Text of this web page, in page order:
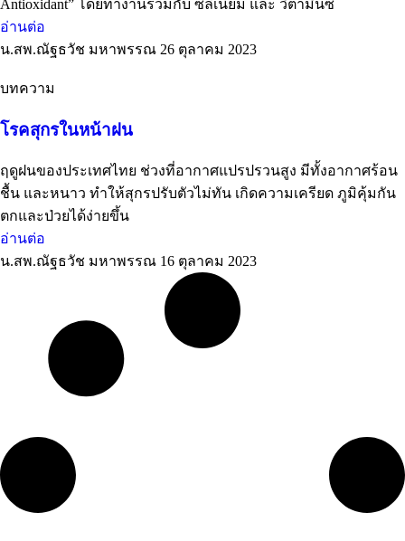
Antioxidant” โดยทำงานร่วมกับ ซีลีเนียม และ วิตามินซี
อ่านต่อ
น.สพ.ณัฐธวัช มหาพรรณ 26 ตุลาคม 2023
บทความ
โรคสุกรในหน้าฝน
ฤดูฝนของประเทศไทย ช่วงที่อากาศแปรปรวนสูง มีทั้งอากาศร้อน
ชื้น และหนาว ทำให้สุกรปรับตัวไม่ทัน เกิดความเครียด ภูมิคุ้มกัน
ตกและป่วยได้ง่ายขึ้น
อ่านต่อ
น.สพ.ณัฐธวัช มหาพรรณ 16 ตุลาคม 2023